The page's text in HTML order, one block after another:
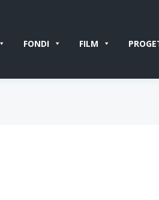
FONDI FILM